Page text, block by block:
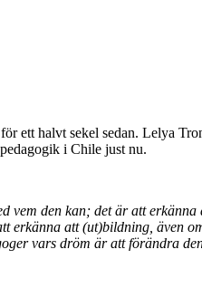
ett halvt sekel sedan. Lelya
i Chile just nu.
den kan; det är att erkänna
erkänna att (ut)bildning, även
vars dröm är att förändra